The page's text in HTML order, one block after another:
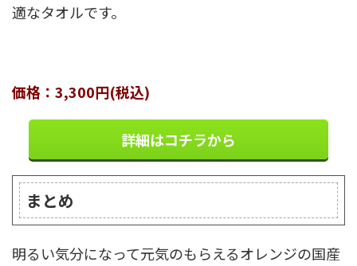
適なタオルです。
価格：3,300円(税込)
詳細はコチラから
まとめ
明るい気分になって元気のもらえるオレンジの国産